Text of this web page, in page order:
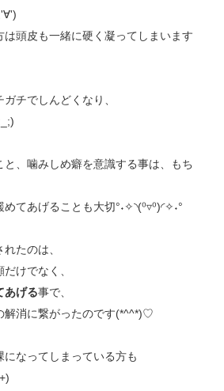
頭皮も一緒に硬く凝ってしまいます
チでしんどくなり、
と、噛みしめ癖を意識する事は、もち
てあげることも大切°˖✧◝(⁰▿⁰)◜✧˖°
たのは、
けでなく、
あげる事で、
解消に繋がったのです(*^^*)♡
なってしまっている方も